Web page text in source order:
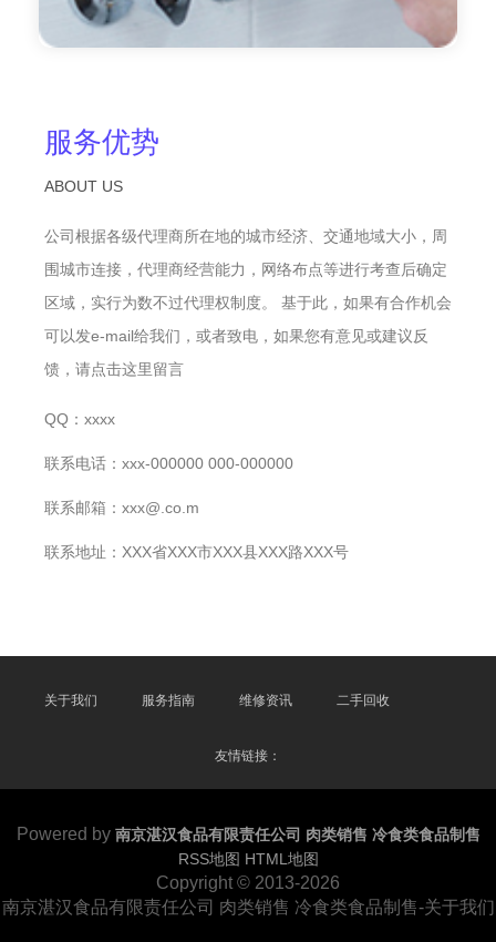
服务优势
ABOUT US
公司根据各级代理商所在地的城市经济、交通地域大小，周
围城市连接，代理商经营能力，网络布点等进行考查后确定
区域，实行为数不过代理权制度。 基于此，如果有合作机会
可以发e-mail给我们，或者致电，如果您有意见或建议反
馈，请点击这里留言
QQ：xxxx
联系电话：xxx-000000 000-000000
联系邮箱：xxx@.co.m
联系地址：XXX省XXX市XXX县XXX路XXX号
关于我们 服务指南 维修资讯 二手回收
友情链接：
Powered by 南京湛汉食品有限责任公司 肉类销售 冷食类食品制售
RSS地图 HTML地图
Copyright © 2013-2026
南京湛汉食品有限责任公司 肉类销售 冷食类食品制售-关于我们